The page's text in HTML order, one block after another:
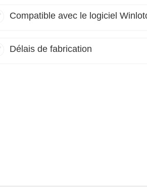
Compatible avec le logiciel
Délais de fabrication